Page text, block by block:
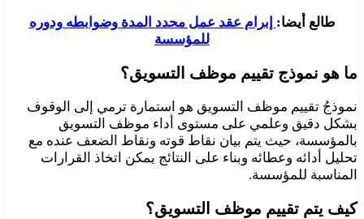
طالع أيضا: إبرام عقد عمل محدد المدة وضوابطه ودوره
للمؤسسة
ما هو نموذج تقييم موظف التسويق؟
نموذجُ تقييم موظف التسويق هو استمارة ترمي إلى الوقوف
بشكل دقيق وعلمي على مستوى أداء موظف التسويق
بالمؤسسة، حيث يتم بيان نقاط قوته ونقاط الضعف عنده مع
تحليل أدائه وعطائه وبناء على النتائج يمكن اتخاذ القرارات
المناسبة للمؤسسة.
كيف يتم تقييم موظف التسويق؟